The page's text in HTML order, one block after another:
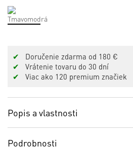
✔
Doručenie zdarma od 180 €
✔
Vrátenie tovaru do 30 dní
✔
Viac ako 120 premium značiek
Popis a vlastnosti
Podrobnosti